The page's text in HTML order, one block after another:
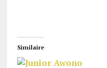
Similaire